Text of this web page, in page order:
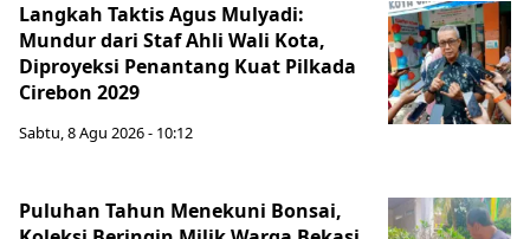
Langkah Taktis Agus Mulyadi:
Mundur dari Staf Ahli Wali Kota,
Diproyeksi Penantang Kuat Pilkada
Cirebon 2029
Sabtu, 8 Agu 2026 - 10:12
Puluhan Tahun Menekuni Bonsai,